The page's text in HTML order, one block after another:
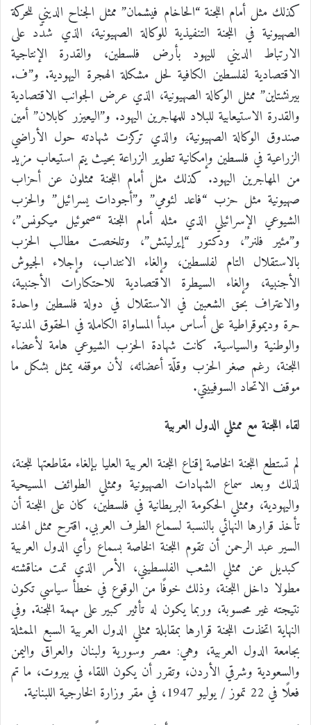
كذلك مثل أمام اللجنة “الحاخام فيشمان” ممثل الجناح الديني للحركة
الصهيونية في اللجنة التنفيذية للوكالة الصهيونية، الذي شدّد على
الارتباط الديني لليهود بأرض فلسطين، والقدرة الإنتاجية
الاقتصادية لفلسطين الكافية لحل مشكلة الهجرة اليهودية. و”ف.
بيرنشتاين” ممثل الوكالة الصهيونية، الذي عرض الجوانب الاقتصادية
والقدرة الاستيعابية للبلاد للمهاجرين اليهود. و”اليعيزر كابلان” أمين
صندوق الوكالة الصهيونية، والذي تركزت شهادته حول الأراضي
الزراعية في فلسطين وإمكانية تطوير الزراعة بحيث يتم استيعاب مزيد
من المهاجرين اليهود. كذلك مثل أمام اللجنة ممثلون عن أحزاب
صهيونية مثل حزب “فاعد لئومي” و”أجودات يسرائيل” والحزب
الشيوعي الإسرائيلي الذي مثله أمام اللجنة “صموئيل ميكونس”،
و”مئير فلنر”، ودكتور “إيرليتش”، وتلخصت مطالب الحزب
بالاستقلال التام لفلسطين، وإلغاء الانتداب، وإجلاء الجيوش
الأجنبية، وإلغاء السيطرة الاقتصادية للاحتكارات الأجنبية،
والاعتراف بحق الشعبين في الاستقلال في دولة فلسطين واحدة
حرة وديموقراطية على أساس مبدأ المساواة الكاملة في الحقوق المدنية
والوطنية والسياسية. كانت شهادة الحزب الشيوعي هامة لأعضاء
اللجنة، رغم صغر الحزب وقلّة أعضائه، لأن موقفه يمثل بشكل ما
موقف الاتحاد السوفييتي.
لقاء اللجنة مع ممثلي الدول العربية
لم تستطع اللجنة الخاصة إقناع اللجنة العربية العليا بإلغاء مقاطعتها للجنة،
لذلك وبعد سماع الشهادات الصهيونية وممثلي الطوائف المسيحية
واليهودية، وممثلي الحكومة البريطانية في فلسطين، كان على اللجنة أن
تأخذ قرارها النهائي بالنسبة لسماع الطرف العربي. اقترح ممثل الهند
السير عبد الرحمن أن تقوم اللجنة الخاصة بسماع رأي الدول العربية
كبديل عن ممثلي الشعب الفلسطيني، الأمر الذي تمت مناقشته
مطولا داخل اللجنة، وذلك خوفًا من الوقوع في خطأ سياسي تكون
نتيجته غير محسوبة، وربما يكون له تأثير كبير على مهمة اللجنة. وفي
النهاية اتخذت اللجنة قرارها بمقابلة ممثلي الدول العربية السبع الممثلة
بجامعة الدول العربية، وهي: مصر وسورية ولبنان والعراق واليمن
والسعودية وشرقي الأردن، وتقرر أن يكون اللقاء في بيروت، ما تم
فعلًا في 22 تموز / يوليو 1947، في مقر وزارة الخارجية اللبنانية.